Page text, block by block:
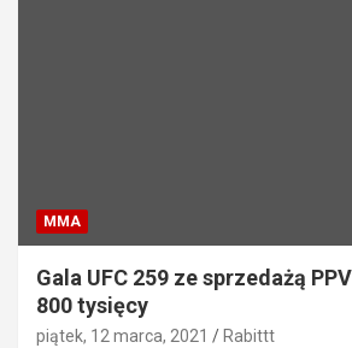
MMA
Gala UFC 259 ze sprzedażą
800 tysięcy
piątek, 12 marca, 2021 Rabittt